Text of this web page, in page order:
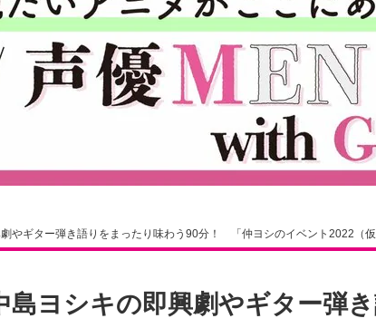
やギター弾き語りをまったり味わう90分！ 「仲ヨシのイベント2022（仮
島ヨシキの即興劇やギター弾